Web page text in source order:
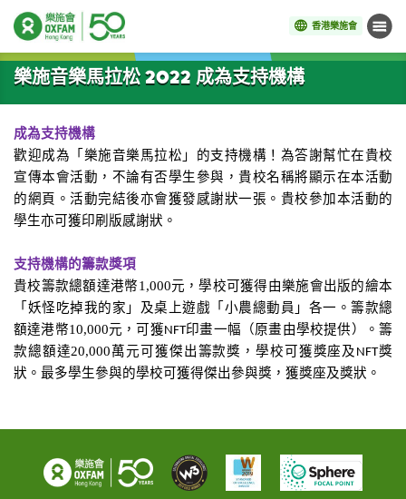
香港樂施會 目錄
開始主要內容
樂施音樂馬拉松 2022 成為支持機構
成為支持機構
歡迎成為「樂施音樂馬拉松」的支持機構！為答謝幫忙在貴校
宣傳本會活動，不論有否學生參與，貴校名稱將顯示在本活動
的網頁。活動完結後亦會獲發感謝狀一張。貴校參加本活動的
學生亦可獲印刷版感謝狀。
支持機構的籌款獎項
貴校籌款總額達港幣1,000元，學校可獲得由樂施會出版的繪本
「妖怪吃掉我的家」及桌上遊戲「小農總動員」各一。籌款總
額達港幣10,000元，可獲 NFT印畫一幅（原畫由學校提供）。籌
款總額達20,000萬元可獲傑出籌款獎，學校可獲獎座及 NFT獎
狀。最多學生參與的學校可獲得傑出參與獎，獲獎座及獎狀。